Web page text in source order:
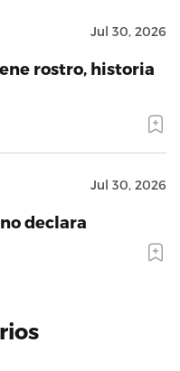
Jul 30, 2026
rostro, historia
Jul 30, 2026
declara